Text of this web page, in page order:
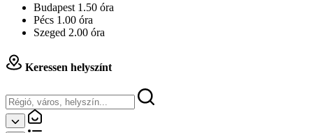
Budapest 1.50 óra
Pécs 1.00 óra
Szeged 2.00 óra
Keressen helyszínt